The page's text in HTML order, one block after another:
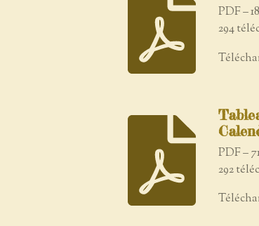
PDF –
294
PDF –
292